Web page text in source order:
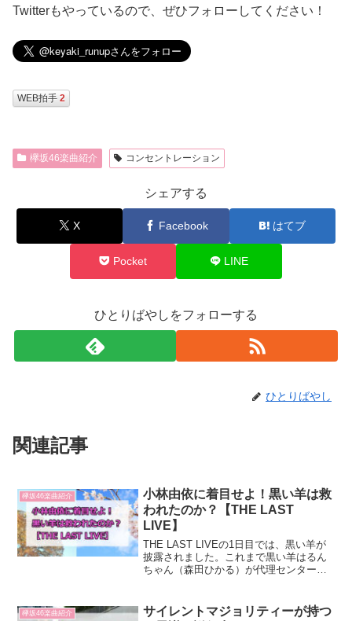
Twitterもやっているので、ぜひフォローしてください！
WEB拍手 2
欅坂46楽曲紹介 コンセントレーション
シェアする
X Facebook はてブ
Pocket LINE
ひとりばやしをフォローする
ひとりばやし
関連記事
欅坂46楽曲紹介
小林由依に着目せよ！黒い羊は救
われたのか？【THE LAST
LIVE】
THE LAST LIVEの1日目では、黒い羊が
披露されました。これまで黒い羊はるん
ちゃん（森田ひかる）が代理センターを
ると思うのですが、ゆいぽんは黒い羊の
欅坂46楽曲紹介
サイレントマジョリティーが持つ